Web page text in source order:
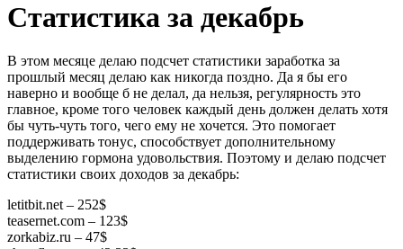
Статистика за декабрь
В этом месяце делаю подсчет статистики заработка за
прошлый месяц делаю как никогда поздно. Да я бы его
наверно и вообще б не делал, да нельзя, регулярность это
главное, кроме того человек каждый день должен делать хотя
бы чуть-чуть того, чего ему не хочется. Это помогает
поддерживать тонус, способствует дополнительному
выделению гормона удовольствия. Поэтому и делаю подсчет
статистики своих доходов за декабрь:
letitbit.net – 252$
teasernet.com – 123$
zorkabiz.ru – 47$